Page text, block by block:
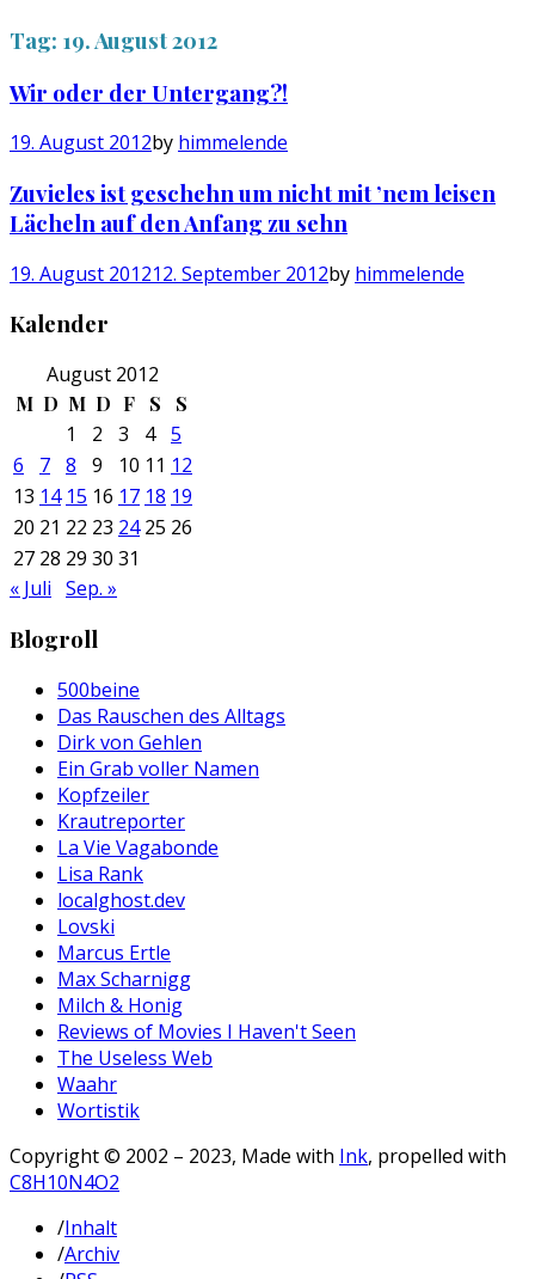
Tag: 19. August 2012
Wir oder der Untergang?!
19. August 2012by himmelende
Zuvieles ist geschehn um nicht mit ’nem leisen
Lächeln auf den Anfang zu sehn
19. August 201212. September 2012by himmelende
Kalender
August 2012
M D M D F S S
1 2 3 4 5
6
7 8 9 10 11 12
13 14 15 16 17 18 19
20 21 22 23 24 25 26
27 28 29 30 31
« Juli Sep. »
Blogroll
500beine
Das Rauschen des Alltags
Dirk von Gehlen
Ein Grab voller Namen
Kopfzeiler
Krautreporter
La Vie Vagabonde
Lisa Rank
localghost.dev
Lovski
Marcus Ertle
Max Scharnigg
Milch & Honig
Reviews of Movies I Haven't Seen
The Useless Web
Waahr
Wortistik
Copyright © 2002 – 2023, Made with Ink, propelled with
C8H10N4O2
/Inhalt
/Archiv